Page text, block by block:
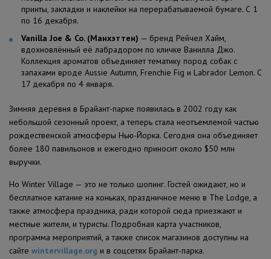
принты, закладки и наклейки на перерабатываемой бумаге. С 1
по 16 декабря.
Vanilla Joe & Co. (Манхэттен) — бренд Рейчел Хайм,
вдохновлённый её лабрадором по кличке Ванилла Джо.
Коллекция ароматов объединяет тематику пород собак с
запахами вроде Aussie Autumn, Frenchie Fig и Labrador Lemon. С
17 декабря по 4 января.
Зимняя деревня в Брайант-парке появилась в 2002 году как
небольшой сезонный проект, а теперь стала неотъемлемой частью
рождественской атмосферы Нью-Йорка. Сегодня она объединяет
более 180 павильонов и ежегодно приносит около $50 млн
выручки.
Но Winter Village — это не только шопинг. Гостей ожидают, но и
бесплатное катание на коньках, праздничное меню в The Lodge, а
также атмосфера праздника, ради которой сюда приезжают и
местные жители, и туристы. Подробная карта участников,
программа мероприятий, а также список магазинов доступны на
сайте wintervillage.org и в соцсетях Брайант-парка.